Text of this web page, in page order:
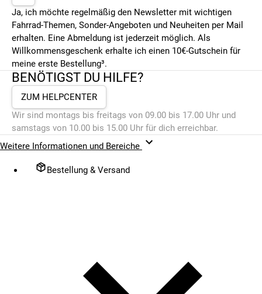
Ja, ich möchte regelmäßig den Newsletter mit wichtigen
Fahrrad-Themen, Sonder-Angeboten und Neuheiten per Mail
erhalten. Eine Abmeldung ist jederzeit möglich. Als
Willkommensgeschenk erhalte ich einen 10€-Gutschein für
meine erste Bestellung³.
BENÖTIGST DU HILFE?
ZUM HELPCENTER
Wir sind montags bis freitags von 09.00 bis 17.00 Uhr und
samstags von 10.00 bis 15.00 Uhr für dich erreichbar.
Weitere Informationen und Bereiche
Bestellung & Versand